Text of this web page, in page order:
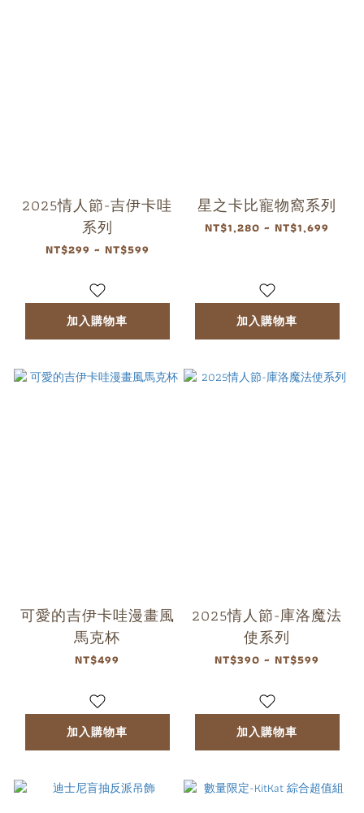
2025情人節-吉伊卡哇
系列
NT$299 ~ NT$599
加入購物車
星之卡比寵物窩系列
NT$1,280 ~ NT$1,699
加入購物車
可愛的吉伊卡哇漫畫風
馬克杯
NT$499
加入購物車
2025情人節-庫洛魔法
使系列
NT$390 ~ NT$599
加入購物車